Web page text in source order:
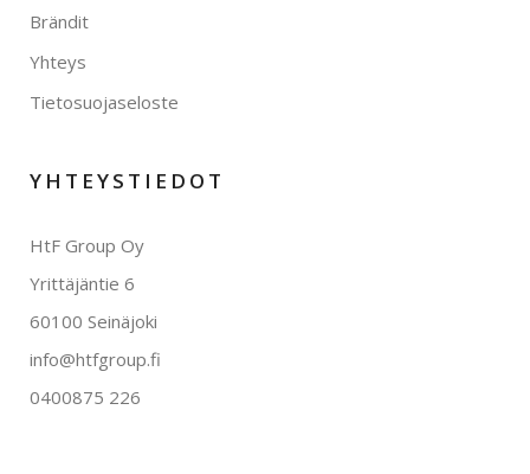
Brändit
Yhteys
Tietosuojaseloste
YHTEYSTIEDOT
HtF Group Oy
Yrittäjäntie 6
60100 Seinäjoki
info@htfgroup.fi
0400875 226